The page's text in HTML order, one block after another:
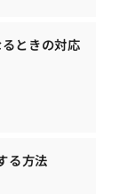
ときの対応
る方法